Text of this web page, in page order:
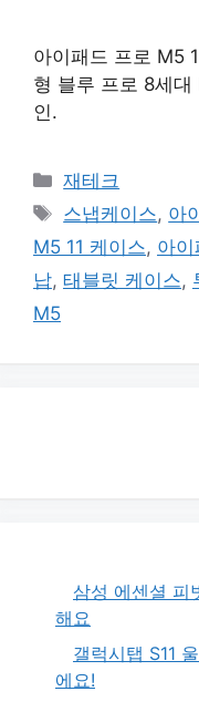
아이패드 프로 M5
형 블루 프로 8세
인.
카
테
리
재테크
태
그
스냅케이스, 아
M5 11 케이스, 아
납, 태블릿 케이스,
M5
삼성 에센셜 피
해요
갤럭시탭 S11
에요!